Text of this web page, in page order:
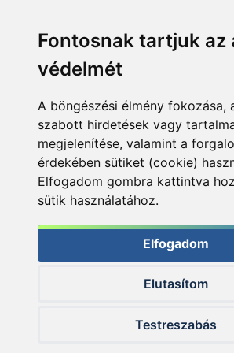
Fontosnak tartjuk az
védelmét
A böngészési élmény fokozása,
szabott hirdetések vagy
megjelenítése, valamint a
érdekében sütiket (cookie)
Elfogadom gombra kattintva
sütik használatához.
Elfogadom
Elutasítom
Testreszabás